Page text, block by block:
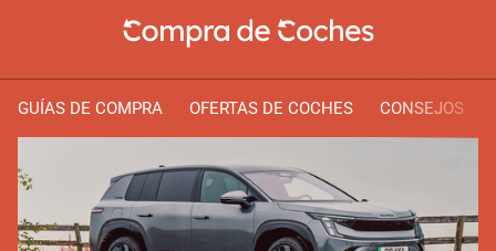
GUÍAS DE COMPRA OFERTAS DE COCHES CONSEJOS